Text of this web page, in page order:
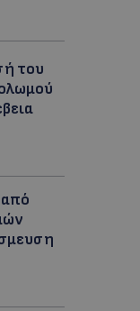
του